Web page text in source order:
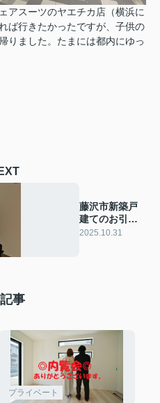
アスーツのヤエチカ店（横浜に
ば行きたかったですが、子供の
りました。たまには都内にゆっ
藤沢市新築戸
建てのお引渡
しに行ってき
2025.10.31
事
プライベート